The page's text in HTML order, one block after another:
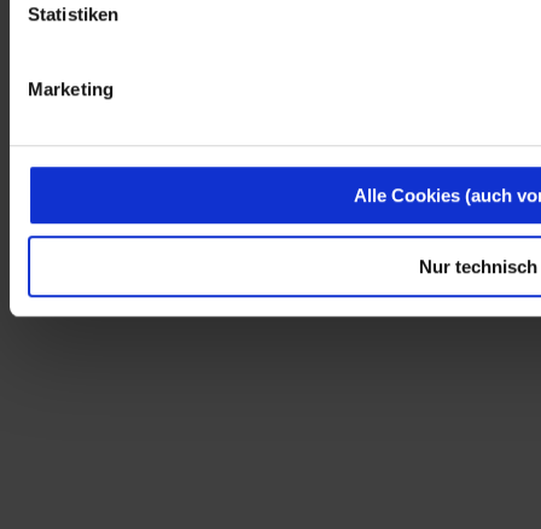
Statistiken
Marketing
Alle Cookies (auch
Nur